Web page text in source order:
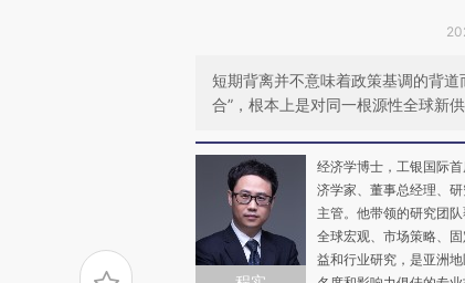
短期背离并不意味着政策基调的背
合”，根本上是对同一根源性全球新
经济学博士，工银国际
济学家、董事总经理、
主管。他带领的研究团队
全球宏观、市场策略、固
益和行业研究，是亚洲地